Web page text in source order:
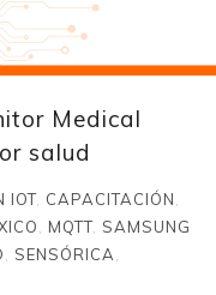
Medical
salud
IOT, CAPACITACIÓN
MQTT, SAMSUNG
SENSÓRICA